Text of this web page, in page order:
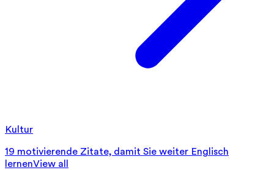
Kultur
19 motivierende Zitate, damit Sie weiter Englisch
lernenView all